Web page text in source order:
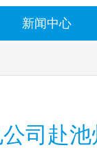
新闻中心
司赴